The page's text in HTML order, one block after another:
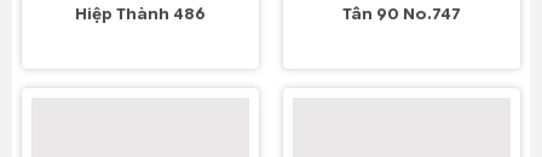
Hiệp Thành 486
Tân 90 No.747